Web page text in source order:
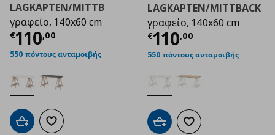
LAGKAPTEN/MITTB
γραφείο, 140x60 cm
€110,00
Τρέχουσα τιμή € 110,00
550 πόντους ανταμοιβής
Προσθήκη στο καλάθι
Προσθήκη στα αγαπημένα
LAGKAPTEN/MITTBACK
γραφείο, 140x60 cm
€110,00
Τρέχουσα
550 πόντους ανταμοιβής
Προσθήκη στο καλάθι
Προσθήκη στα